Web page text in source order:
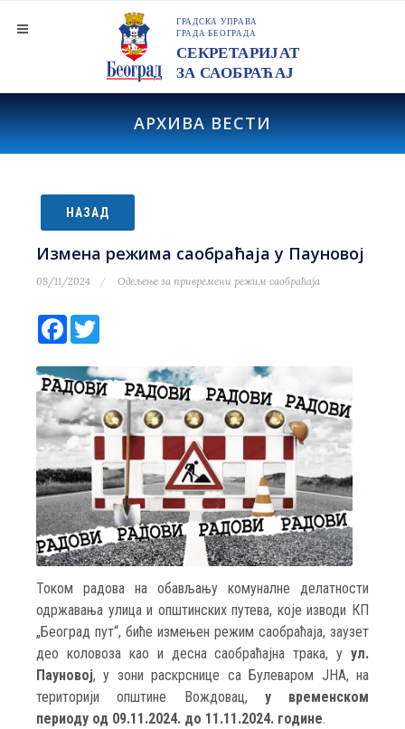
АРХИВА ВЕСТИ
НАЗАД
Измена режима саобраћаја у Пауновој
08/11/2024 Одељење за привремени режим саобраћаја
Facebook
Током радова на обављању комуналне делатности
одржавања улица и општинских путева, које изводи КП
„Београд пут“, биће измењен режим саобраћаја, заузет
део коловоза као и десна саобраћајна трака, у ул.
Пауновој, у зони раскрснице са Булеваром ЈНА, на
територији општине Вождовац, у временском
периоду од 09.11.2024. до 11.11.2024. године.